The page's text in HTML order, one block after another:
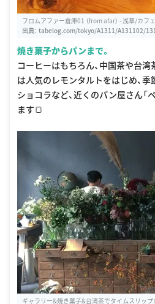
フロムアファー倉庫01 （from afar） - 浅草/カフ
出典： tabelog.com/tokyo/A1311/A131102/
焼き菓子からパンまで。
コーヒーはもちろん、中国茶や台
は人気のレモンタルトをはじめ、
ショコラなど、近くのパン屋さん「
ます🍞
ギャラリー&焼き菓子&台湾茶でタイムスリップ